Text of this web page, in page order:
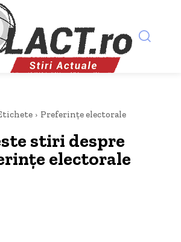
Preferințe electorale
stiri despre
electorale